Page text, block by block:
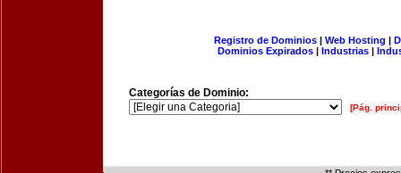
Registro de Dominios| Web Hosting |
Dominios Expirados | Industrias |
Categorías de Dominio:
[Pág.